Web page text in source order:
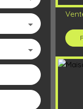
À LOUER